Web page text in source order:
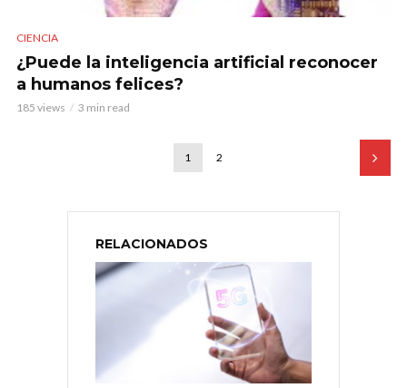
CIENCIA
¿Puede la inteligencia artificial reconocer
a humanos felices?
185 views 3 min read
1 2
RELACIONADOS